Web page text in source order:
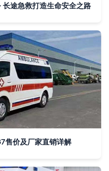
途急救打造生命安全之路
售价及厂家直销详解